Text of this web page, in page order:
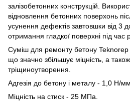
залізобетонних конструкцій.
відновлення бетонних поверхонь
усунення дефектів завтовшки від 3
отримання гладкої поверхні під час
Суміш для ремонту бетону
що значно збільшує міцність, а також
тріщиноутворення.
Адгезія до бетону і металу - 1,0 Н/
Міцність на стиск - 25 МПа.